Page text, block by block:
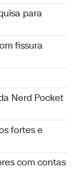
para
fissura
Nerd Pocket
fortes e
com contas